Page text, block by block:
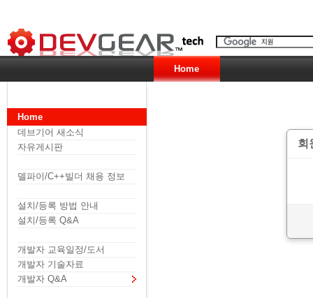
Home
Home
데브기어 새소식
자유게시판
델파이/C++빌더 채용 정보
설치/등록 방법 안내
설치/등록 Q&A
개발자 교육일정/도서
개발자 기술자료
개발자 Q&A
회